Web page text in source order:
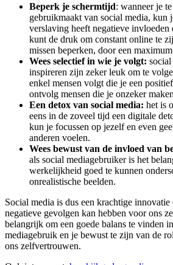
Beperk je schermtijd: wanneer je
gebruikmaakt van social media, kun
verslaving heeft negatieve
kunt de druk om constant online te
missen beperken, door een
Wees selectief in wie je volgt:
inspireren zijn zeker leuk om te
enkel mensen volgt die je een
ontvolg mensen die je onzeker
Een detox van social media: het is
eens in de zoveel tijd een digitale
kun je focussen op jezelf en even
anderen voelen.
Wees bewust van de invloed van
als social mediagebruiker is het
werkelijkheid goed te kunnen
onrealistische beelden.
Social media is dus een krachtige
negatieve gevolgen kan hebben voor ons
belangrijk om een goede balans te vinden
mediagebruik en je bewust te zijn van de
ons zelfvertrouwen.